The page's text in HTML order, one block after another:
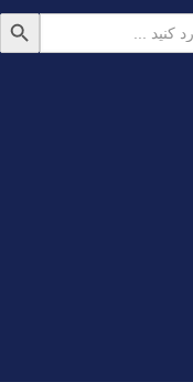
دکمه